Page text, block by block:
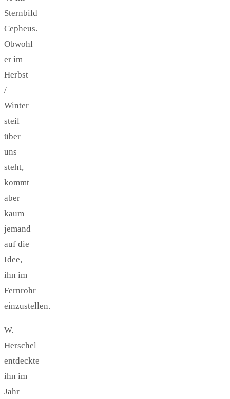
Sternbild
Cepheus.
Obwohl
er im
Herbst
/
Winter
steil
über
uns
steht,
kommt
aber
kaum
jemand
auf die
Idee,
ihn im
Fernrohr
einzustellen.
W.
Herschel
entdeckte
ihn im
Jahr